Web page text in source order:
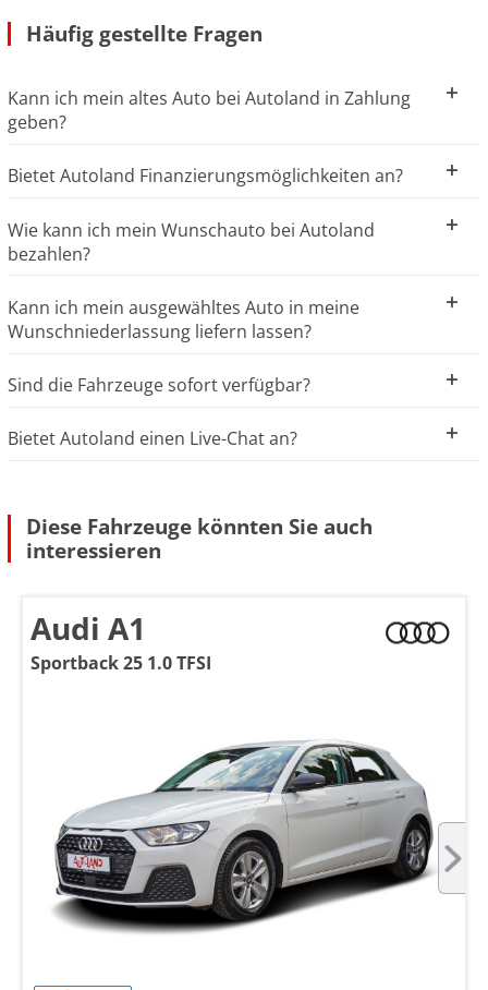
Häufig gestellte Fragen
Kann ich mein altes Auto bei Autoland in Zahlung
geben?
Bietet Autoland Finanzierungsmöglichkeiten an?
Wie kann ich mein Wunschauto bei Autoland
bezahlen?
Kann ich mein ausgewähltes Auto in meine
Wunschniederlassung liefern lassen?
Sind die Fahrzeuge sofort verfügbar?
Bietet Autoland einen Live-Chat an?
Diese Fahrzeuge könnten Sie auch
interessieren
Audi A1
Sportback 25 1.0 TFSI